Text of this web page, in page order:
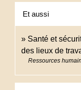
Et aussi
Santé et
des lieux de
Ressources